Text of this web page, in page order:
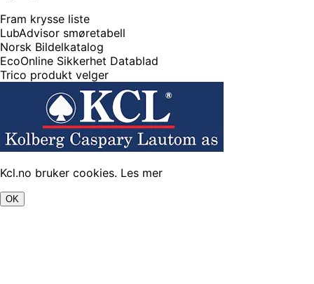
Fram krysse liste
LubAdvisor smøretabell
Norsk Bildelkatalog
EcoOnline Sikkerhet Datablad
Trico produkt velger
Kcl.no bruker cookies. Les mer
OK